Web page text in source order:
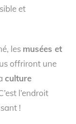
et
les musées et
offriront une
culture
l’endroit
!